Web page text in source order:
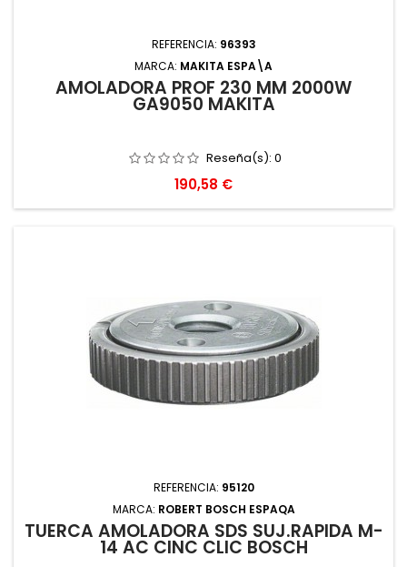
REFERENCIA: 96393
MARCA: MAKITA ESPA\A
AMOLADORA PROF 230 MM 2000W
GA9050 MAKITA
Reseña(s): 0
Precio
190,58 €
REFERENCIA: 95120
MARCA: ROBERT BOSCH ESPAQA
TUERCA AMOLADORA SDS SUJ.RAPIDA M-
14 AC CINC CLIC BOSCH